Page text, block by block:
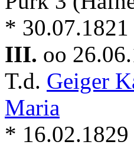
*
III. oo
T.d. Geiger
Maria
*